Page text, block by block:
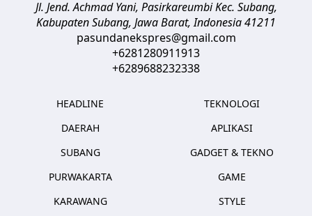
Jl. Jend. Achmad Yani, Pasirkareumbi Kec. Subang,
Kabupaten Subang, Jawa Barat,Indonesia41211
pasundanekspres@gmail.com
+6281280911913
+6289688232338
HEADLINE
DAERAH
SUBANG
PURWAKARTA
KARAWANG
TEKNOLOGI
APLIKASI
GADGET & TEKNO
GAME
STYLE